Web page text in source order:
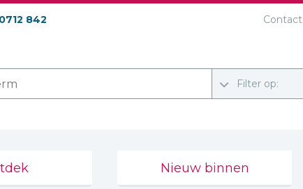
842 Contact
Filter op:
Nieuw binnen